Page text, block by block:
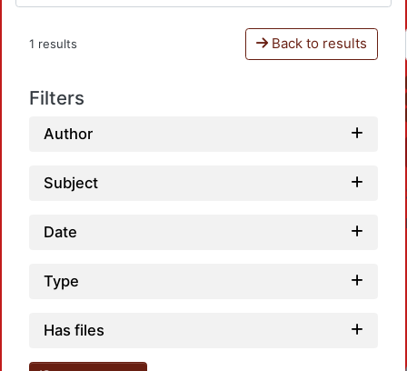
1 results Back to results
Filters
Author
Subject
Date
Type
Has files